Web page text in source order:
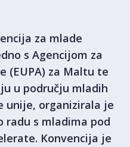
za mlade
s Agencijom za
(EUPA) za Maltu te
u području mladih
unije, organizirala je
radu s mladima pod
Konvencija je